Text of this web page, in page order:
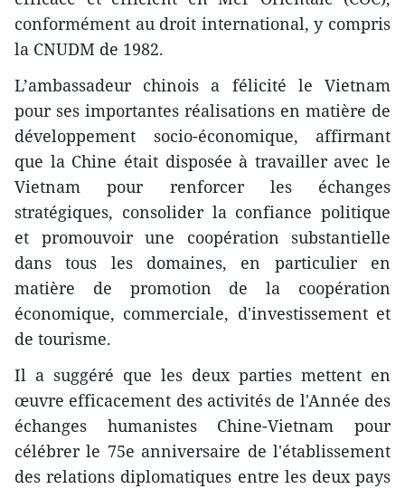
conformément au droit international, y compris
la CNUDM de 1982.
L’ambassadeur chinois a félicité le Vietnam
pour ses importantes réalisations en matière de
développement socio-économique, affirmant
que la Chine était disposée à travailler avec le
Vietnam pour renforcer les échanges
stratégiques, consolider la confiance politique
et promouvoir une coopération substantielle
dans tous les domaines, en particulier en
matière de promotion de la coopération
économique, commerciale, d'investissement et
de tourisme.
Il a suggéré que les deux parties mettent en
œuvre efficacement des activités de l'Année des
échanges humanistes Chine-Vietnam pour
célébrer le 75e anniversaire de l'établissement
des relations diplomatiques entre les deux pays